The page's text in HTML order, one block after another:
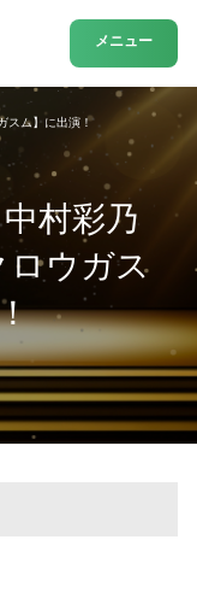
メニュー
村彩乃
ロウガス
スム】に出演！